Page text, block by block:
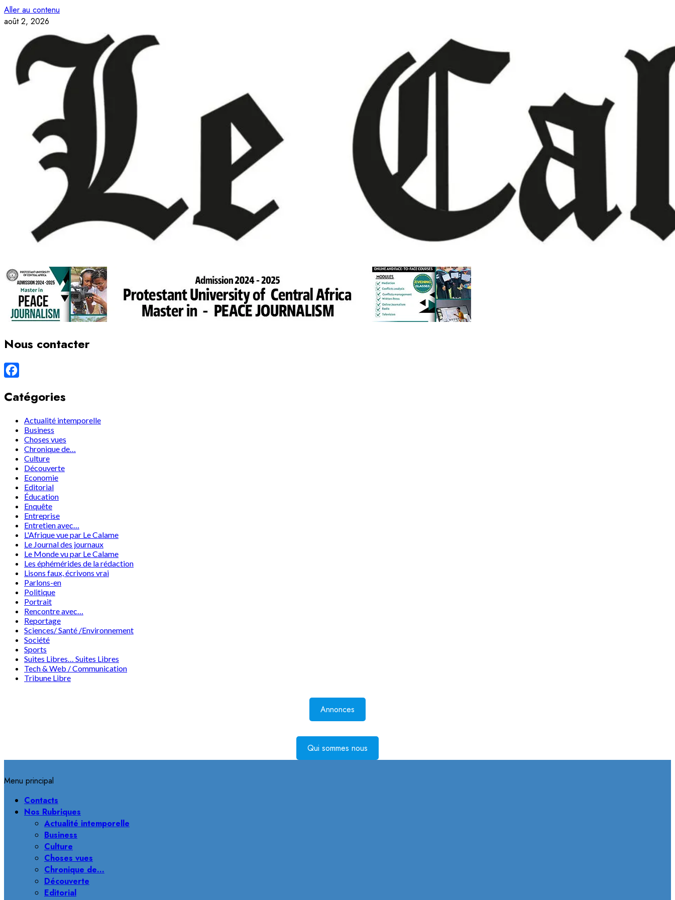
Aller au contenu
août 2, 2026
Nous contacter
Catégories
Actualité intemporelle
Business
Choses vues
Chronique de…
Culture
Découverte
Economie
Editorial
Éducation
Enquête
Entreprise
Entretien avec…
L'Afrique vue par Le Calame
Le Journal des journaux
Le Monde vu par Le Calame
Les éphémérides de la rédaction
Lisons faux, écrivons vrai
Parlons-en
Politique
Portrait
Rencontre avec…
Reportage
Sciences/ Santé /Environnement
Société
Sports
Suites Libres… Suites Libres
Tech & Web / Communication
Tribune Libre
Annonces
Qui sommes nous
Menu principal
Contacts
Nos Rubriques
Actualité intemporelle
Business
Culture
Choses vues
Chronique de…
Découverte
Editorial